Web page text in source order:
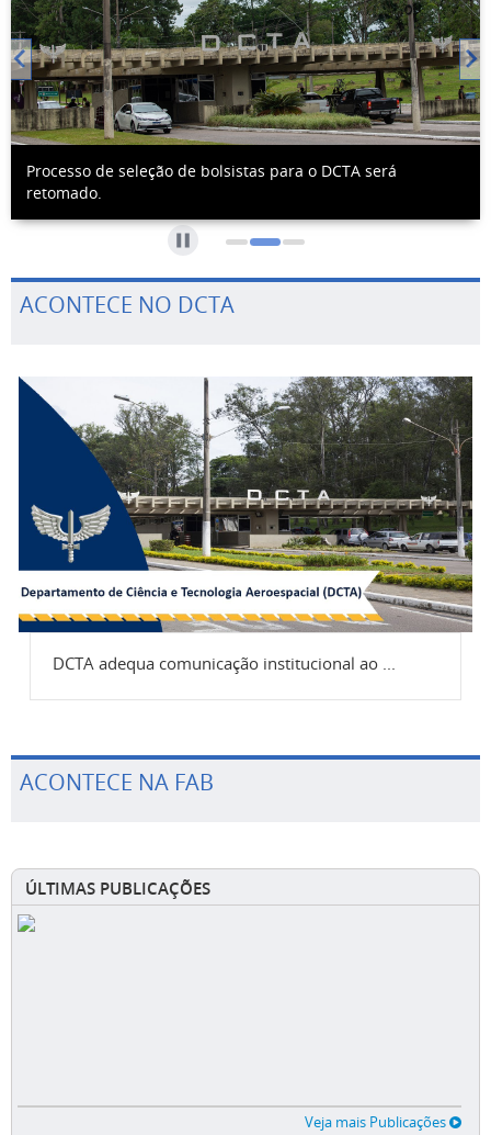
Processo de seleção de bolsistas para o DCTA será
retomado.
ACONTECE NO DCTA
DCTA adequa comunicação institucional ao ...
ACONTECE NA FAB
ÚLTIMAS PUBLICAÇÕES
Veja mais Publicações